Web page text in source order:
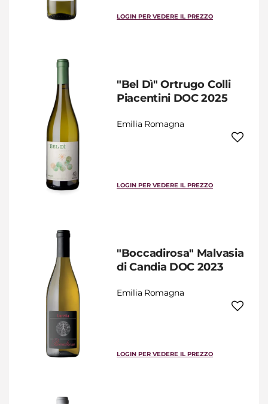
LOGIN PER VEDERE IL PREZZO
"Bel Dì" Ortrugo Colli
Piacentini DOC 2025
Emilia Romagna
LOGIN PER VEDERE IL PREZZO
"Boccadirosa" Malvasia
di Candia DOC 2023
Emilia Romagna
LOGIN PER VEDERE IL PREZZO